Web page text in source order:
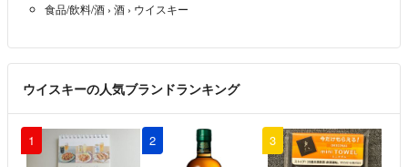
食品/飲料/酒 › 酒 › ウイスキー
ウイスキーの人気ブランドランキング
1 2 3